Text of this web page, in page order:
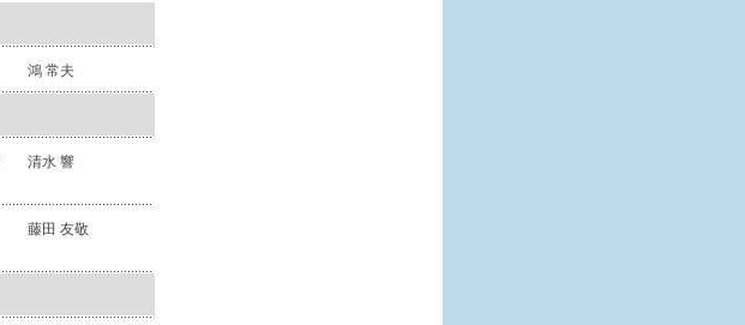
鴻 常夫
清水 響
藤田 友敬